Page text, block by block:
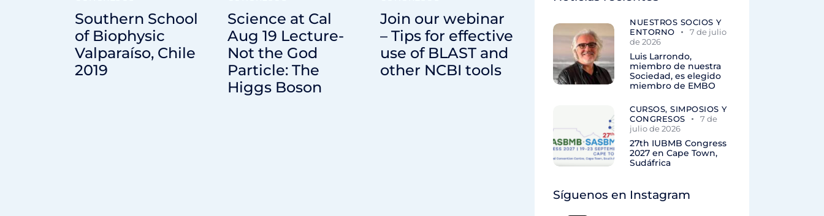
Southern School
of Biophysic
Valparaíso, Chile
2019
Science at Cal
Aug 19 Lecture-
Not the God
Particle: The
Higgs Boson
Join our webinar
– Tips for effective
use of BLAST and
other NCBI tools
NUESTROS SOCIOS Y
ENTORNO
7 de julio
de 2026
Luis Larrondo,
miembro de nuestra
Sociedad, es elegido
miembro de EMBO
CURSOS, SIMPOSIOS Y
CONGRESOS
7 de
julio de 2026
27th IUBMB Congress
2027 en Cape Town,
Sudáfrica
Síguenos en Instagram